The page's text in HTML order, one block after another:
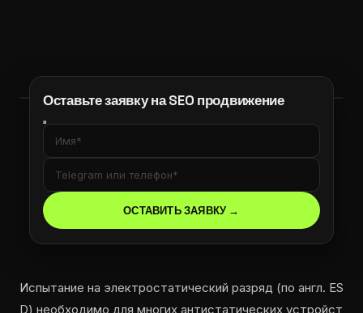
Оставьте заявку на SEO продвижение
Испытание на электростатический разряд (по англ. ES
D) необходимо для многих антистатических устройст